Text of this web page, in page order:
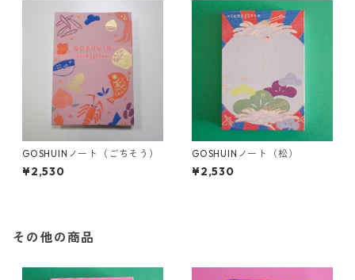
GOSHUINノート（ごちそう）
¥2,530
GOSHUINノート（松）
¥2,530
その他の商品